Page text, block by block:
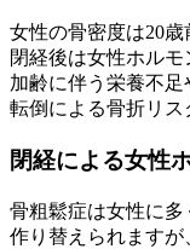
女性の骨密度は20
閉経後は女性ホルモ
加齢に伴う栄養不足
転倒による骨折リス
閉経による女性
骨粗鬆症は女性に多
作り替えられます